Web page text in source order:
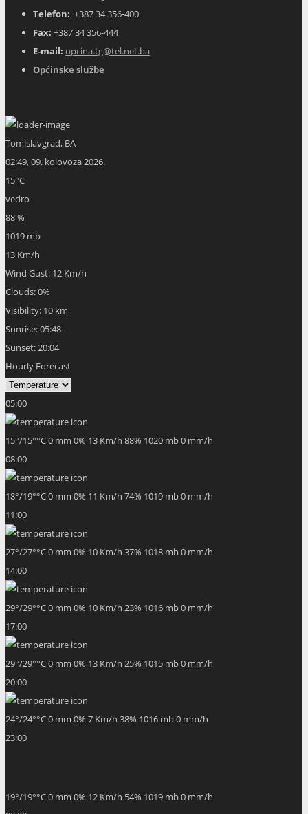
Telefon: +387 34 356-400
Fax: +387 34 356-444
E-mail: opcina.tg@tel.net.ba
Općinske službe
Tomislavgrad, BA
02:49,09. kolovoza 2026.
15°C
vedro
88 %
1019 mb
13 Km/h
Wind Gust: 12 Km/h
Clouds:0%
Visibility: 10 km
Sunrise:05:48
Sunset:20:04
Hourly Forecast
05:00
15°/15°°C0 mm 0% 13 Km/h 88% 1020 mb0 mm/h
08:00
18°/19°°C0 mm 0% 11 Km/h 74% 1019 mb0 mm/h
11:00
27°/27°°C0 mm 0% 10 Km/h 37% 1018 mb0 mm/h
14:00
29°/29°°C0 mm 0% 10 Km/h 23% 1016 mb0 mm/h
17:00
29°/29°°C0 mm 0% 13 Km/h 25% 1015 mb0 mm/h
20:00
24°/24°°C0 mm 0% 7 Km/h 38% 1016 mb0 mm/h
23:00
02:00